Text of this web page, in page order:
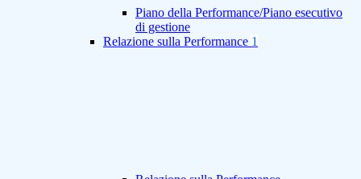
Piano della Performance/Piano esecutivo
di gestione
Relazione sulla Performance 1